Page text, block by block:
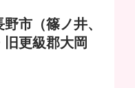
市（篠ノ井、
更級郡大岡